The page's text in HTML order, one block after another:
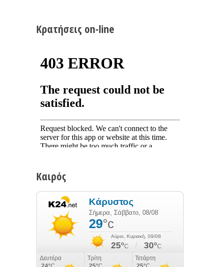
Κρατήσεις on-line
Καιρός